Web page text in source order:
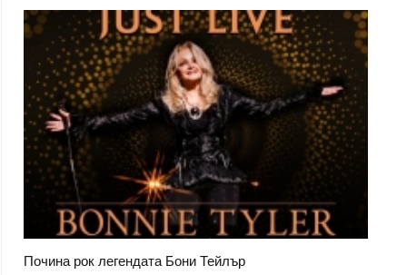
Почина рок легендата Бони Тейлър